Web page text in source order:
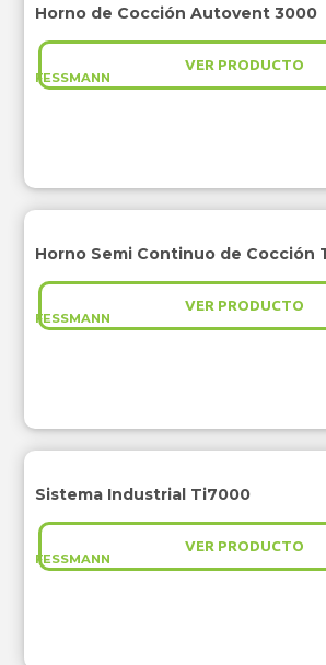
FESSMANN
Horno de Cocción Autovent 3000
VER PRODUCTO
FESSMANN
VER PRODUCTO
FESSMANN
Sistema Industrial Ti7000
VER PRODUCTO